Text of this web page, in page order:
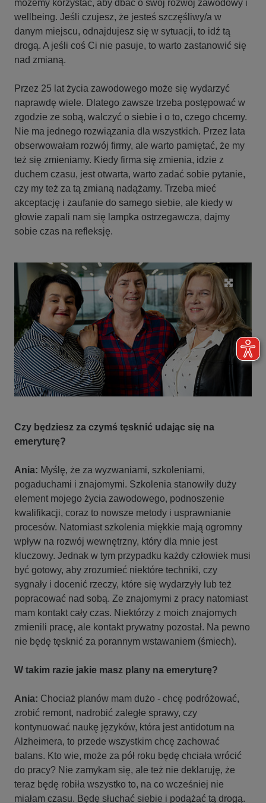
możemy korzystać, aby dbać o swój rozwój zawodowy i
wellbeing. Jeśli czujesz, że jesteś szczęśliwy/a w
danym miejscu, odnajdujesz się w sytuacji, to idź tą
drogą. A jeśli coś Ci nie pasuje, to warto zastanowić się
nad zmianą.
Przez 25 lat życia zawodowego może się wydarzyć
naprawdę wiele. Dlatego zawsze trzeba postępować w
zgodzie ze sobą, walczyć o siebie i o to, czego chcemy.
Nie ma jednego rozwiązania dla wszystkich. Przez lata
obserwowałam rozwój firmy, ale warto pamiętać, że my
też się zmieniamy. Kiedy firma się zmienia, idzie z
duchem czasu, jest otwarta, warto zadać sobie pytanie,
czy my też za tą zmianą nadążamy. Trzeba mieć
akceptację i zaufanie do samego siebie, ale kiedy w
głowie zapali nam się lampka ostrzegawcza, dajmy
sobie czas na refleksję.
Czy będziesz za czymś tęsknić udając się na
emeryturę?
Ania: Myślę, że za wyzwaniami, szkoleniami,
pogaduchami i znajomymi. Szkolenia stanowiły duży
element mojego życia zawodowego, podnoszenie
kwalifikacji, coraz to nowsze metody i usprawnianie
procesów. Natomiast szkolenia miękkie mają ogromny
wpływ na rozwój wewnętrzny, który dla mnie jest
kluczowy. Jednak w tym przypadku każdy człowiek musi
być gotowy, aby zrozumieć niektóre techniki, czy
sygnały i docenić rzeczy, które się wydarzyły lub też
popracować nad sobą. Ze znajomymi z pracy natomiast
mam kontakt cały czas. Niektórzy z moich znajomych
zmienili pracę, ale kontakt prywatny pozostał. Na pewno
nie będę tęsknić za porannym wstawaniem (śmiech).
W takim razie jakie masz plany na emeryturę?
Ania: Chociaż planów mam dużo - chcę podróżować,
zrobić remont, nadrobić zaległe sprawy, czy
kontynuować naukę języków, która jest antidotum na
Alzheimera, to przede wszystkim chcę zachować
balans. Kto wie, może za pół roku będę chciała wrócić
do pracy? Nie zamykam się, ale też nie deklaruję, że
teraz będę robiła wszystko to, na co wcześniej nie
miałam czasu. Będę słuchać siebie i podążać tą drogą.